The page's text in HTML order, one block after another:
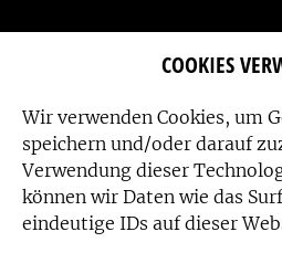
COOKIES
Wir verwenden Cookies, um
speichern und/oder darauf
Verwendung dieser
können wir Daten wie das
eindeutige IDs auf dieser
Das Friedensbüro wird gefördert von: